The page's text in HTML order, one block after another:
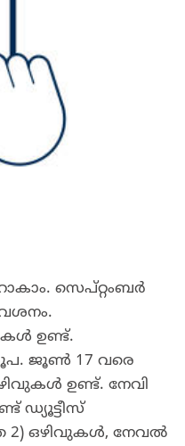
സെപ്റ്റംബർ
ഉണ്ട്.
രൂപ. ജൂൺ 17 വരെ
ഉണ്ട്. നേവി
ഡ്യൂട്ടീസ്
2) ഒഴിവുകൾ, നേവൽ